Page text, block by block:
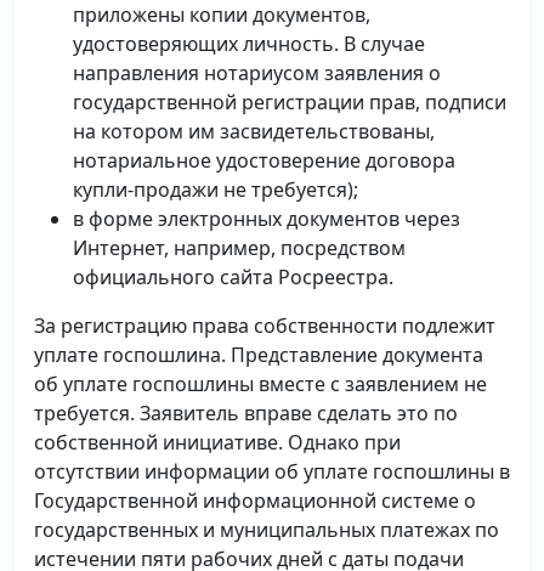
приложены копии документов,
удостоверяющих личность. В случае
направления нотариусом заявления о
государственной регистрации прав, подписи
на котором им засвидетельствованы,
нотариальное удостоверение договора
купли-продажи не требуется);
в форме электронных документов через
Интернет, например, посредством
официального сайта Росреестра.
За регистрацию права собственности подлежит
уплате госпошлина. Представление документа
об уплате госпошлины вместе с заявлением не
требуется. Заявитель вправе сделать это по
собственной инициативе. Однако при
отсутствии информации об уплате госпошлины в
Государственной информационной системе о
государственных и муниципальных платежах по
истечении пяти рабочих дней с даты подачи